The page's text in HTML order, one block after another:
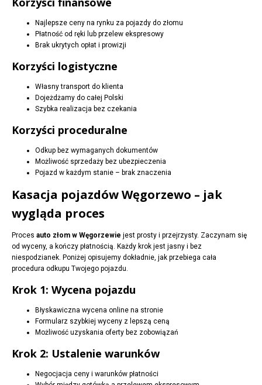
Najlepsze ceny na rynku za pojazdy do złomu
Płatność od ręki lub przelew ekspresowy
Brak ukrytych opłat i prowizji
Korzyści logistyczne
Własny transport do klienta
Dojeżdżamy do całej Polski
Szybka realizacja bez czekania
Korzyści proceduralne
Odkup bez wymaganych dokumentów
Możliwość sprzedaży bez ubezpieczenia
Pojazd w każdym stanie – brak znaczenia
Kasacja pojazdów Węgorzewo – jak
wygląda proces
Proces auto złom w Węgorzewie jest prosty i przejrzysty. Zaczynam się
od wyceny, a kończy płatnością. Każdy krok jest jasny i bez
niespodzianek. Poniżej opisujemy dokładnie, jak przebiega cała
procedura odkupu Twojego pojazdu.
Krok 1: Wycena pojazdu
Błyskawiczna wycena online na stronie
Formularz szybkiej wyceny z lepszą ceną
Możliwość uzyskania oferty bez zobowiązań
Krok 2: Ustalenie warunków
Negocjacja ceny i warunków płatności